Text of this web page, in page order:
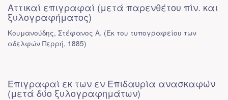
Αττικαί επιγραφαί (μετά παρενθέτου πίν. και
ξυλογραφήματος)
Κουμανούδης, Στέφανος Α. (Εκ του τυπογραφείου των
αδελφών Περρή, 1885)
Επιγραφαί εκ των εν Επιδαυρία ανασκαφών
(μετά δύο ξυλογραφημάτων)